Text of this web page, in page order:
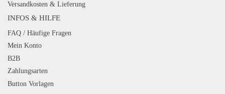
Versandkosten & Lieferung
INFOS & HILFE
FAQ / Häufige Fragen
Mein Konto
B2B
Zahlungsarten
Button Vorlagen